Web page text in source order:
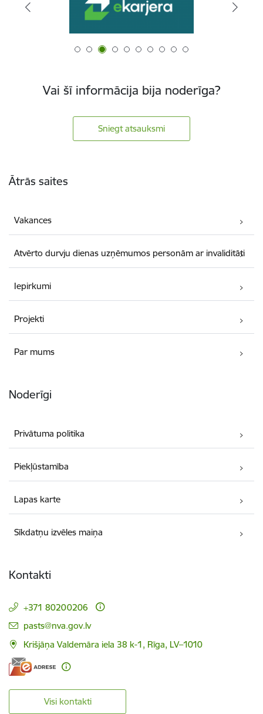
Vai šī informācija bija noderīga?
Sniegt atsauksmi
Ātrās saites
Vakances
Atvērto durvju dienas uzņēmumos personām ar invaliditāti
Iepirkumi
Projekti
Par mums
Noderīgi
Privātuma politika
Piekļūstamība
Lapas karte
Sīkdatņu izvēles maiņa
Kontakti
+371 80200206
E-pasts:
pasts@nva.gov.lv
Krišjāņa Valdemāra iela 38 k-1, Rīga, LV–1010
Visi kontakti